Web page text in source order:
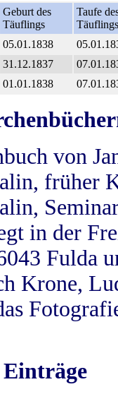
Geburt des
Täuflings
Taufe
Täuflings
05.01.1838
31.12.1837
01.01.1838
von
früher
in der
Fulda
Krone,
Einträge